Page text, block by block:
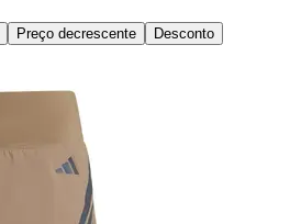
Preço decrescente Desconto